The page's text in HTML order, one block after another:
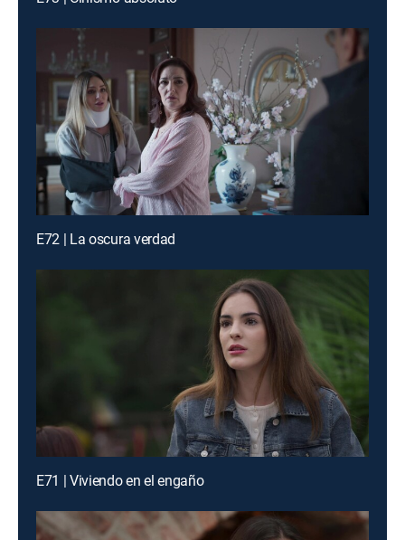
E72 | La oscura verdad
E71 | Viviendo en el engaño